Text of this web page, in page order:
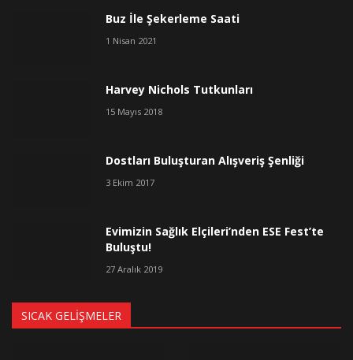
Buz İle Şekerleme Saati
1 Nisan 2021
Harvey Nichols Tutkunları
15 Mayıs 2018
Dostları Buluşturan Alışveriş Şenliği
3 Ekim 2017
Evimizin Sağlık Elçileri’nden ESE Fest’te
Buluştu!
27 Aralık 2019
SICAK GELIŞMELER